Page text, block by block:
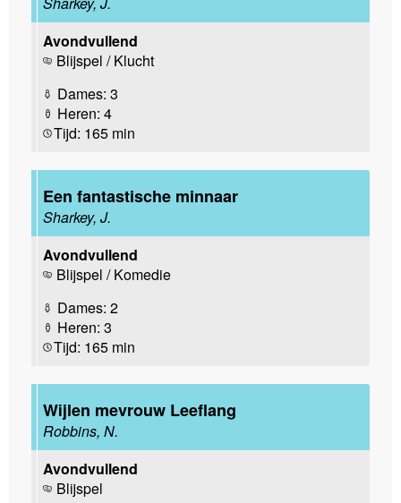
Avondvullend
Blijspel / Klucht
Dames: 3
Heren: 4
Tijd: 165 min
Een fantastische minnaar
Sharkey, J.
Avondvullend
Blijspel / Komedie
Dames: 2
Heren: 3
Tijd: 165 min
Wijlen mevrouw Leeflang
Robbins, N.
Avondvullend
Blijspel